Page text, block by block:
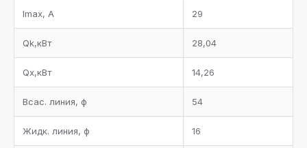
Imax, А 29
Qk,кВт 28,04
Qx,кВт 14,26
Всас. линия, ф 54
Жидк. линия, ф 16